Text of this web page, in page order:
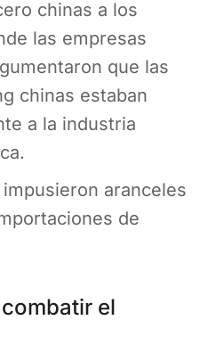
chinas a los
las empresas
que las
chinas estaban
a la industria
aranceles
de
el